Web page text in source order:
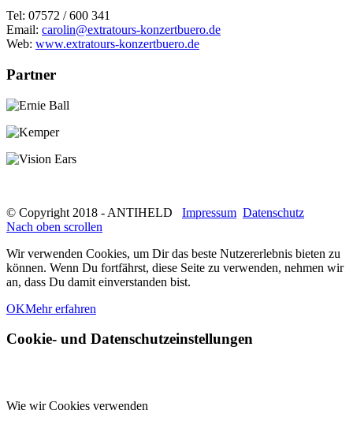
Tel: 07572 / 600 341
Email: carolin@extratours-konzertbuero.de
Web: www.extratours-konzertbuero.de
Partner
© Copyright 2018 - ANTIHELD Impressum Datenschutz
Nach oben scrollen
Wir verwenden Cookies, um Dir das beste Nutzererlebnis bieten zu
können. Wenn Du fortfährst, diese Seite zu verwenden, nehmen wir
an, dass Du damit einverstanden bist.
OKMehr erfahren
Cookie- und Datenschutzeinstellungen
Wie wir Cookies verwenden